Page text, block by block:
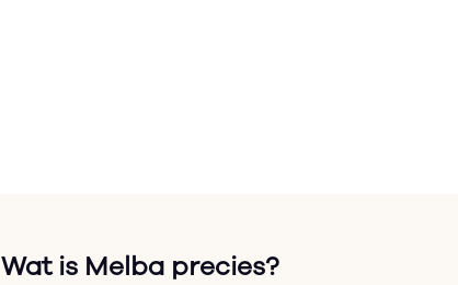
Wat is Melba precies?